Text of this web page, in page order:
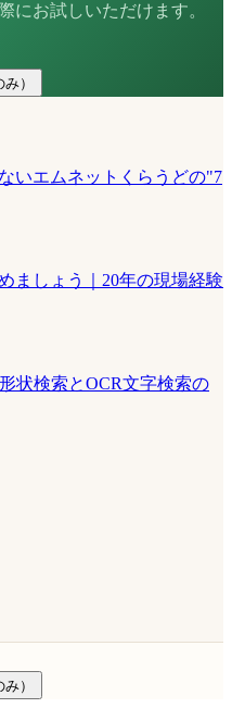
にお試しいただけます。
）
いエムネットくらうどの"7
ましょう｜20年の現場経験
状検索とOCR文字検索の
）